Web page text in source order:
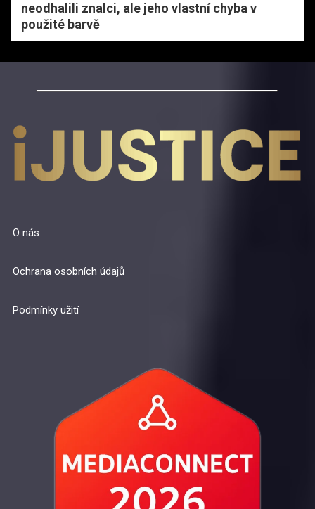
neodhalili znalci, ale jeho vlastní chyba v
použité barvě
O nás
Ochrana osobních údajů
Podmínky užití